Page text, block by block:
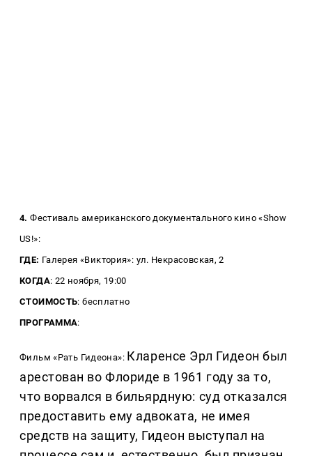
4.Фестиваль американского документального кино «Show
US!»:
ГДЕ: Галерея «Виктория»: ул. Некрасовская, 2
КОГДА: 22 ноября, 19:00
СТОИМОСТЬ: бесплатно
ПРОГРАММА:
Фильм «Рать Гидеона»: Кларенсе Эрл Гидеон был
арестован во Флориде в 1961 году за то,
что ворвался в бильярдную: суд отказался
предоставить ему адвоката, не имея
средств на защиту, Гидеон выступал на